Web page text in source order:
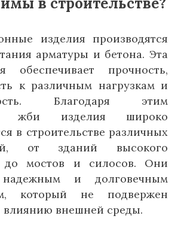
изделия производятся
арматуры и бетона. Эта
обеспечивает прочность,
к различным нагрузкам и
Благодаря этим
жби изделия широко
в строительстве различных
от зданий высокого
до мостов и силосов. Они
надежным и долговечным
который не подвержен
влиянию внешней среды.